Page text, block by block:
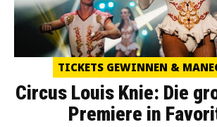
TICKETS GEWINNEN &
Circus Louis Knie: Die
Premiere in